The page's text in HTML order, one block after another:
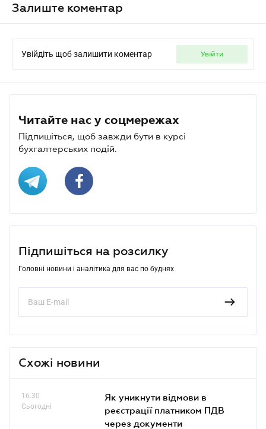
Залиште коментар
Увійдіть щоб залишити коментар увійти
Читайте нас у соцмережах
Підпишіться, щоб завжди бути в курсі
бухгалтерських подій.
Підпишіться на розсилку
Головні новини і аналітика для вас по буднях
Схожі новини
16.30
Сьогодні
Як уникнути відмови в
реєстрації платником ПДВ
через документи